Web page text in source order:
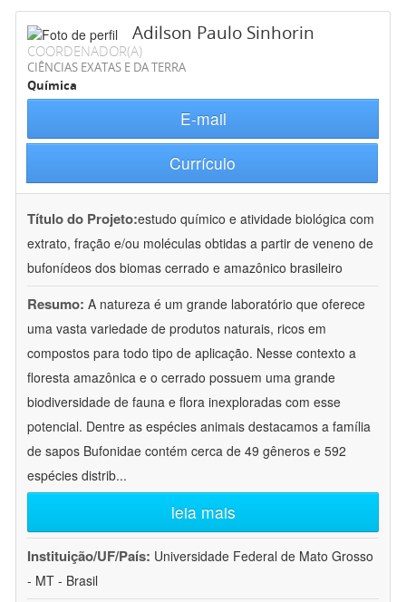
Adilson Paulo Sinhorin
COORDENADOR(A)
CIÊNCIAS EXATAS E DA TERRA
Química
E-mail
Currículo
Título do Projeto:estudo químico e atividade biológica com
extrato, fração e/ou moléculas obtidas a partir de veneno de
bufonídeos dos biomas cerrado e amazônico brasileiro
Resumo: A natureza é um grande laboratório que oferece
uma vasta variedade de produtos naturais, ricos em
compostos para todo tipo de aplicação. Nesse contexto a
floresta amazônica e o cerrado possuem uma grande
biodiversidade de fauna e flora inexploradas com esse
potencial. Dentre as espécies animais destacamos a família
de sapos Bufonidae contém cerca de 49 gêneros e 592
espécies distrib...
leia mais
Instituição/UF/País: Universidade Federal de Mato Grosso
- MT - Brasil